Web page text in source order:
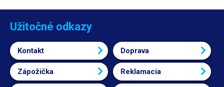
Užitočné odkazy
Kontakt Doprava
Zápožička Reklamacia